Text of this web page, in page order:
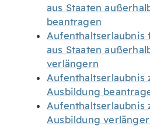
aus Staaten
beantragen
Aufenthaltserlaubnis
aus Staaten
verlängern
Aufenthaltserlaubnis
Ausbildung
Aufenthaltserlaubnis
Ausbildung